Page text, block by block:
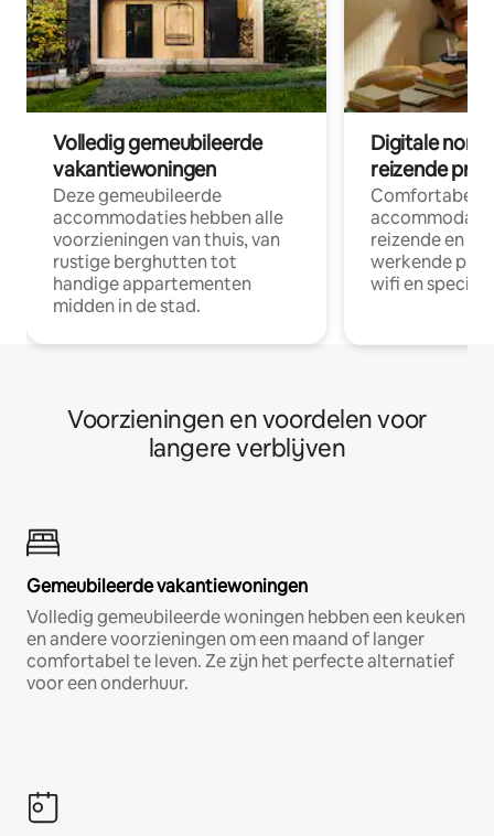
Volledig gemeubileerde
vakantiewoningen
Deze gemeubileerde
accommodaties hebben alle
voorzieningen van thuis, van
rustige berghutten tot
handige appartementen
midden in de stad.
Digitale
reizende
Comfortabele
reizende en
werkende
wifi en
Voorzieningen en voordelen voor
langere verblijven
Gemeubileerde vakantiewoningen
Volledig gemeubileerde woningen hebben een keuken
en andere voorzieningen om een maand of langer
comfortabel te leven. Ze zijn het perfecte alternatief
voor een onderhuur.